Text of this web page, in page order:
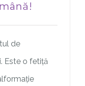
de
Este o fetiță